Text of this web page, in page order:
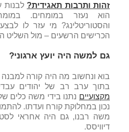
זהות ותרבות תאגידית? לבנות
הוא נעזר במומחים.
והסטוריטלינג? מי עזר לו
הכרישים הרשעים – מול השליט
גם למשה היה יועץ ארגוני?
בוא ונחשוב מה היה קורה למבנה
בתוך ערב רב של יהודים
מקצועיים נתנו בידי משה כלים
נכון במחלוקת קורח ועדתו.
משה רבנו, גם היה אחראי
דיוויסס.